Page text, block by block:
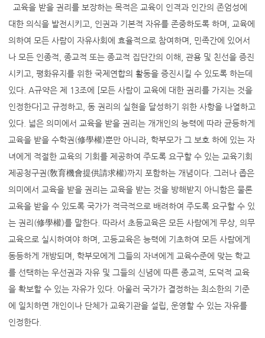
교육을 받을 권리를 보장하는 목적은 교육이 인격과 인간의 존엄성에
대한 의식을 발전시키고, 인권과 기본적 자유를 존중하도록 하며, 교육에
의하여 모든 사람이 자유사회에 효율적으로 참여하며, 민족간에 있어서
나 모든 인종적, 종교적 또는 종교적 집단간의 이해, 관용 및 친선을 증진
시키고, 평화유지를 위한 국제연합의 활동을 증진시킬 수 있도록 하는데
있다. A규약은 제 13조에 [모든 사람이 교육에 대한 권리를 가지는 것을
인정한다]고 규정하고, 동 권리의 실현을 달성하기 위한 사항을 나열하고
있다. 넓은 의미에서 교육을 받을 권리는 개개인의 능력에 따라 균등하게
교육을 받을 수학권(修學權)뿐만 아니라, 학부모가 그 보호 하에 있는 자
녀에게 적절한 교육의 기회를 제공하여 주도록 요구할 수 있는 교육기회
제공청구권(敎育機會提供請求權)까지 포함하는 개념이다. 그러나 좁은
의미에서 교육을 받을 권리는 교육을 받는 것을 방해받지 아니함은 물론
교육을 받을 수 있도록 국가가 적극적으로 배려하여 주도록 요구할 수 있
는 권리(修學權)를 말한다. 따라서 초등교육은 모든 사람에게 무상, 의무
교육으로 실시하여야 하며, 고등교육은 능력에 기초하여 모든 사람에게
동등하게 개방되며, 학부모에게 그들의 자녀에게 교육수준에 맞는 학교
를 선택하는 우선권과 자유 및 그들의 신념에 따른 종교적, 도덕적 교육
을 확보할 수 있는 자유가 있다. 아울러 국가가 결정하는 최소한의 기준
에 일치하면 개인이나 단체가 교육기관을 설립, 운영할 수 있는 자유를
인정한다.